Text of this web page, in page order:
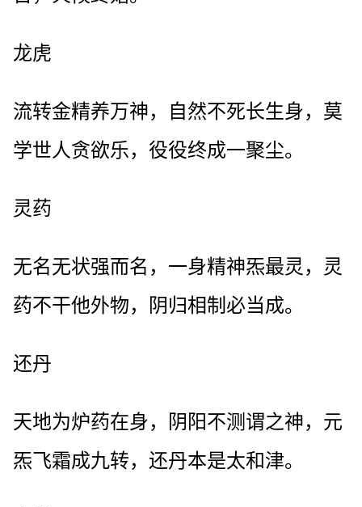
龙虎
流转金精养万神，自然不死长生身，莫
学世人贪欲乐，役役终成一聚尘。
灵药
无名无状强而名，一身精神炁最灵，灵
药不干他外物，阴归相制必当成。
还丹
天地为炉药在身，阴阳不测谓之神，元
炁飞霜成九转，还丹本是太和津。